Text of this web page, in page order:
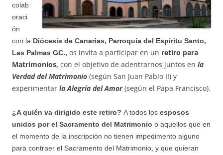
colab
oraci
ón
con la Diócesis de Canarias, Parroquia del Espíritu Santo,
Las Palmas GC., os invita a participar en un retiro para
Matrimonios, con el objetivo de adentrarnos juntos en la
Verdad del Matrimonio (según San Juan Pablo II) y
experimentar la Alegría del Amor(según el Papa Francisco).
¿A quién va dirigido este retiro? A todos los esposos
unidos por el Sacramento del Matrimonio o aquellos que en
el momento de la inscripción no tienen impedimento alguno
para contraer el Sacramento del Matrimonio, y que quieran